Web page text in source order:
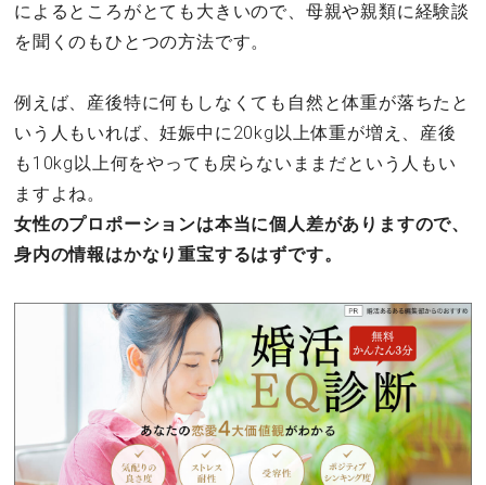
によるところがとても大きいので、母親や親類に経験談
を聞くのもひとつの方法です。
例えば、産後特に何もしなくても自然と体重が落ちたと
いう人もいれば、妊娠中に20kg以上体重が増え、産後
も10kg以上何をやっても戻らないままだという人もい
ますよね。
女性のプロポーションは本当に個人差がありますので、
身内の情報はかなり重宝するはずです。